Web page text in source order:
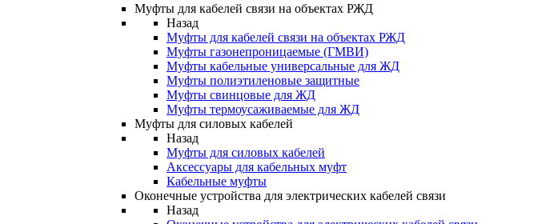
Муфты для кабелей связи на объектах РЖД
Назад
Муфты для кабелей связи на объектах РЖД
Муфты газонепроницаемые (ГМВИ)
Муфты кабельные универсальные для ЖД
Муфты полиэтиленовые защитные
Муфты свинцовые для ЖД
Муфты термоусаживаемые для ЖД
Муфты для силовых кабелей
Назад
Муфты для силовых кабелей
Аксессуары для кабельных муфт
Кабельные муфты
Оконечные устройства для электрических кабелей связи
Назад